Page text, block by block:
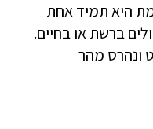
היא תמיד אחת
ברשת או בחיים.
ונהרס מהר